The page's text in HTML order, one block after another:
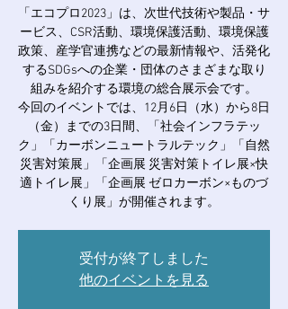
「エコプロ2023」は、次世代技術や製品・サ
ービス、CSR活動、環境保護活動、環境保護
政策、産学官連携などの最新情報や、活発化
するSDGsへの企業・団体のさまざまな取り
組みを紹介する環境の総合展示会です。
今回のイベントでは、12月6日（水）から8日
（金）までの3日間、「社会インフラテッ
ク」「カーボンニュートラルテック」「自然
災害対策展」「企画展 災害対策トイレ展×快
適トイレ展」「企画展 ゼロカーボン×ものづ
くり展」 が開催されます。
受付が終了しました
他のイベントを見る